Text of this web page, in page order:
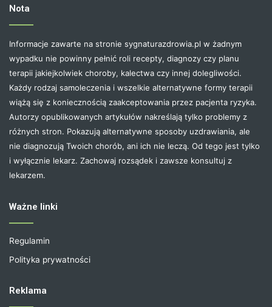
Nota
Informacje zawarte na stronie sygnaturazdrowia.pl w żadnym
wypadku nie powinny pełnić roli recepty, diagnozy czy planu
terapii jakiejkolwiek choroby, kalectwa czy innej dolegliwości.
Każdy rodzaj samoleczenia i wszelkie alternatywne formy terapii
wiążą się z koniecznością zaakceptowania przez pacjenta ryzyka.
Autorzy opublikowanych artykułów nakreślają tylko problemy z
różnych stron. Pokazują alternatywne sposoby uzdrawiania, ale
nie diagnozują Twoich chorób, ani ich nie leczą. Od tego jest tylko
i wyłącznie lekarz. Zachowaj rozsądek i zawsze konsultuj z
lekarzem.
Ważne linki
Regulamin
Polityka prywatności
Reklama